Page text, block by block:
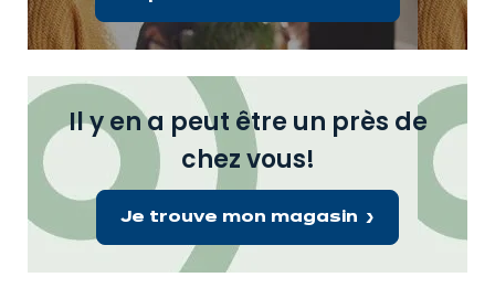
Il y en a peut être un près de
chez vous!
Je trouve mon magasin